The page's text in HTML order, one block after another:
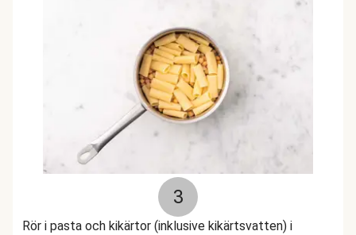
3
Rör i pasta och kikärtor (inklusive kikärtsvatten) i